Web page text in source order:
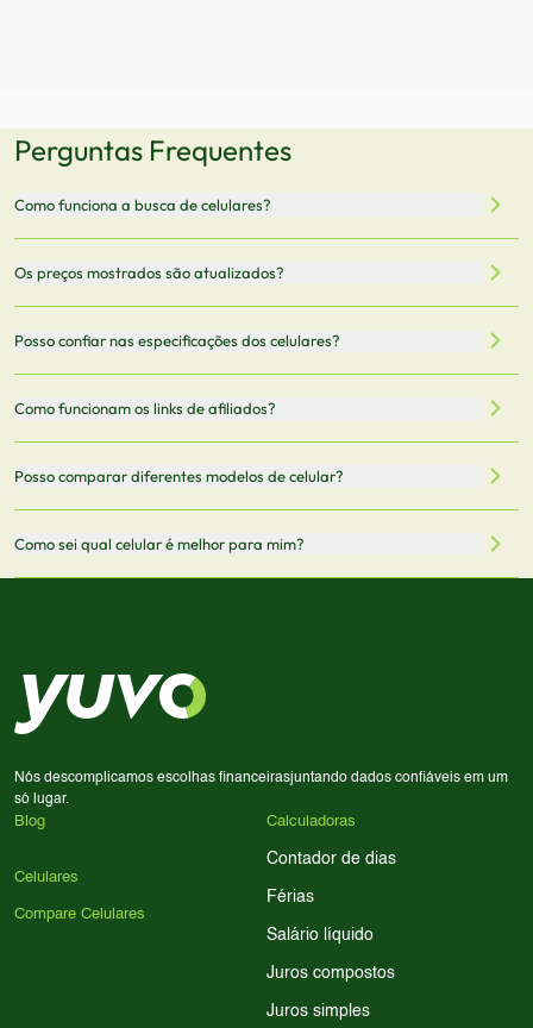
Perguntas Frequentes
Como funciona a busca de celulares?
armazenamento, memória RAM, bateria e conectividade
5G.
Os preços mostrados são atualizados?
vendedor antes de finalizar sua compra.
Posso confiar nas especificações dos celulares?
informações mais recentes de cada modelo.
Como funcionam os links de afiliados?
comissão sem custo adicional para você.
Posso comparar diferentes modelos de celular?
Sim! Você pode selecionar até 3 celulares para comparar
Como sei qual celular é melhor para mim?
processador e bateria são essenciais. Use nossos filtros
para encontrar o celular ideal.
Nós descomplicamos escolhas financeirasjuntando dados confiáveis em um
só lugar.
Blog
Celulares
Compare Celulares
Calculadoras
Contador de dias
Férias
Salário líquido
Juros compostos
Juros simples